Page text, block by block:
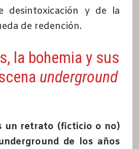
desintoxicación y de la
de redención.
la bohemia y sus
underground
un retrato (ficticio o no)
de los años